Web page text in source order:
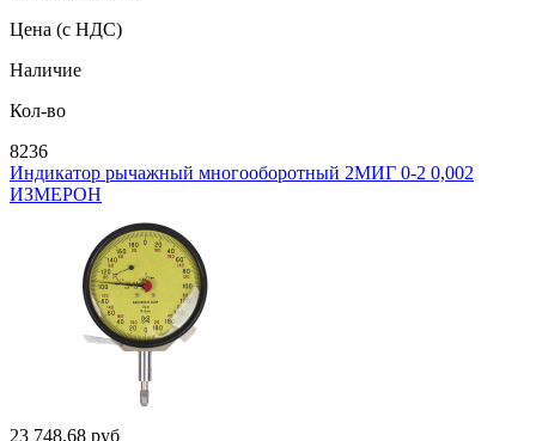
Цена (с НДС)
Наличие
Кол-во
8236
Индикатор рычажный многооборотный 2МИГ 0-2 0,002
ИЗМЕРОН
23 748.68 руб